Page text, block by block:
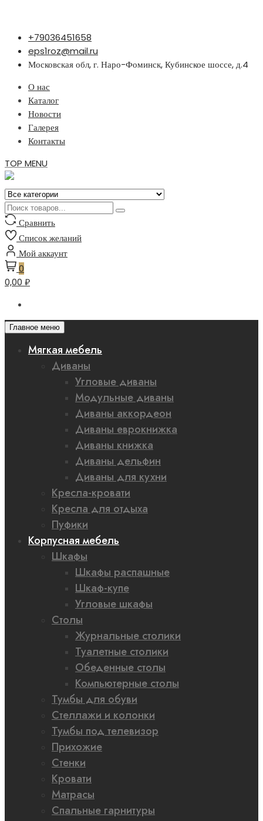
Перейти
содержимому
+79036451658
eps1roz@mail.ru
Московская обл, г. Наро-Фоминск, Кубинское шоссе, д.4
О нас
Каталог
Новости
Галерея
Контакты
TOP MENU
Сравнить
Список желаний
Мой аккаунт
0
0,00 ₽
Главное меню
Мягкая мебель
Диваны
Угловые диваны
Модульные диваны
Диваны аккордеон
Диваны еврокнижка
Диваны книжка
Диваны дельфин
Диваны для кухни
Кресла-кровати
Кресла для отдыха
Пуфики
Корпусная мебель
Шкафы
Шкафы распашные
Шкаф-купе
Угловые шкафы
Столы
Журнальные столики
Туалетные столики
Обеденные столы
Компьютерные столы
Тумбы для обуви
Стеллажи и колонки
Тумбы под телевизор
Прихожие
Стенки
Кровати
Матрасы
Спальные гарнитуры